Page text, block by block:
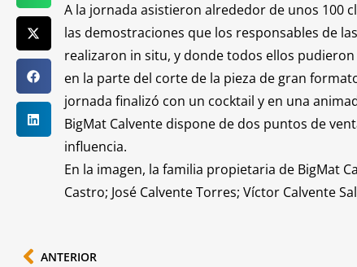
A la jornada asistieron alrededor de unos 100
las demostraciones que los responsables de las
realizaron in situ, y donde todos ellos
en la parte del corte de la pieza de gran
jornada finalizó con un cocktail y en una
BigMat Calvente dispone de dos puntos de
influencia.
En la imagen, la familia propietaria de BigMat
Castro; José Calvente Torres; Víctor Calvente
ANTERIOR